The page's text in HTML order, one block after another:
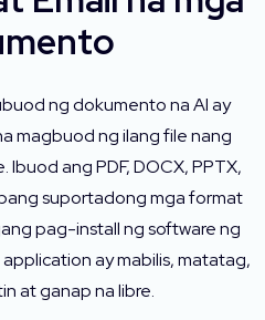
ng dokumento na AI ay
magbuod ng ilang file nang
ang PDF, DOCX, PPTX,
suportadong mga format
pag-install ng software ng
ay mabilis, matatag,
at ganap na libre.